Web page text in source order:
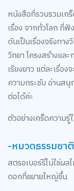
หนังสือที่รวบรวมเก
เรื่อง จากทั่วโลก ที่ฟั
ดันเป็นเรื่องจริงทา
วิทยา โครงสร้างแล
เรียงยาว แต่ละเรื่อ
ความกระชับ อ่านสนุ
ต่อได้ค่ะ
ตัวอย่างเกร็ดความรู้
-หมวดธรรมชา
สตรอเบอร์รี่ไม่ใช่ผ
ดอกที่ขยายใหญ่ขึ้น